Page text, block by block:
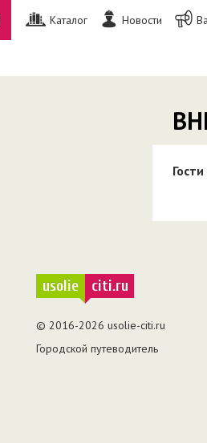
Каталог Новости
Гости
usolie citi.ru
© 2016-2026 usolie-citi.ru
Городской путеводитель